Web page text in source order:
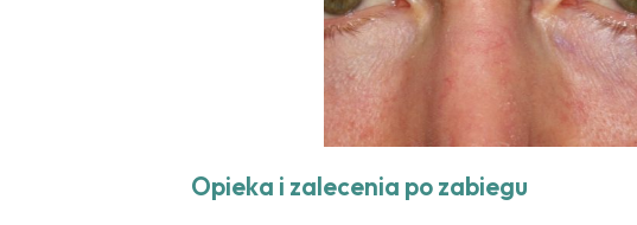
Opieka i zalecenia po zabiegu